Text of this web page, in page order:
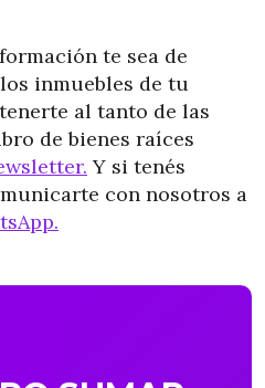
te sea de
inmuebles de tu
al tanto de las
de bienes raíces
Y si tenés
con nosotros a